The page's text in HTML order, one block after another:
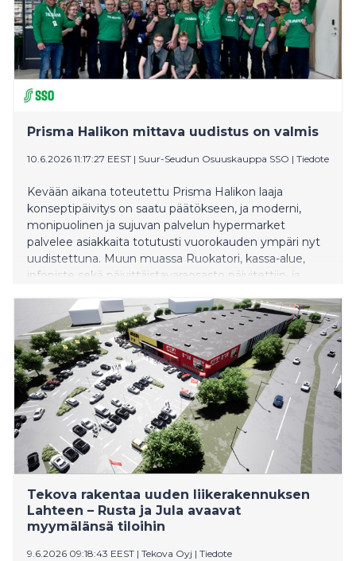
Prisma Halikon mittava uudistus on valmis
10.6.2026 11:17:27 EEST | Suur-Seudun Osuuskauppa SSO | Tiedote
Kevään aikana toteutettu Prisma Halikon laaja
konseptipäivitys on saatu päätökseen, ja moderni,
monipuolinen ja sujuvan palvelun hypermarket
palvelee asiakkaita totutusti vuorokauden ympäri nyt
uudistettuna. Muun muassa Ruokatori, kassa-alue,
infopiste sekä päivittäistavaraosasto päivitettiin, ja
keskiössä oli asiointikokemuksen parantaminen.
Tekova rakentaa uuden liikerakennuksen
Lahteen – Rusta ja Jula avaavat
myymälänsä tiloihin
9.6.2026 09:18:43 EEST | Tekova Oyj | Tiedote